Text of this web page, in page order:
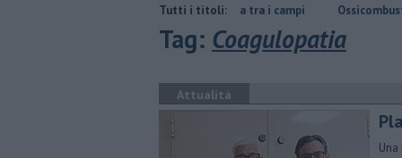
Tutti i titoli:
Incendio divampa tra i campi Ossicombustore,
Tag: Coagulopatia
Attualità